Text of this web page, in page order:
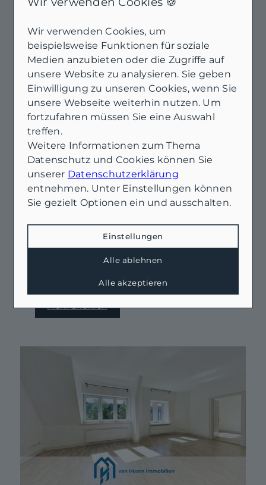
NEU
26844 Jemgum / Pogum
Vier QNG-Neubau-
Doppelhaushälften im
Gesamtpaket nahe Ditzum
Haus zu kaufen
Wohnfläche: ca. 400 m²
Kaufpreis: 1.250.000 €
Mehr erfahren
Wir verwenden Cookies, um
beispielsweise Funktionen für soziale
Medien anzubieten oder die Zugriffe auf
unsere Website zu analysieren. Sie geben
Einwilligung zu unseren Cookies, wenn Sie
unsere Webseite weiterhin nutzen. Um
fortzufahren müssen Sie eine Auswahl
treffen.
Weitere Informationen zum Thema
Datenschutz und Cookies können Sie
unserer Datenschutzerklärung
entnehmen. Unter Einstellungen können
Sie gezielt Optionen ein und ausschalten.
Einstellungen
Alle ablehnen
Alle akzeptieren